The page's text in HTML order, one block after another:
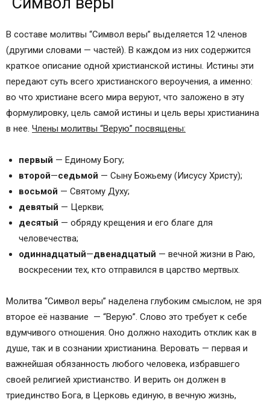
В составе молитвы “Символ веры” выделяется 12 членов
(другими словами — частей). В каждом из них содержится
краткое описание одной христианской истины. Истины эти
передают суть всего христианского вероучения, а именно:
во что христиане всего мира веруют, что заложено в эту
формулировку, цель самой истины и цель веры христианина
в нее. Члены молитвы “Верую” посвящены:
первый — Единому Богу;
второй—седьмой — Сыну Божьему (Иисусу Христу);
восьмой — Святому Духу;
девятый — Церкви;
десятый — обряду крещения и его благе для
человечества;
одиннадцатый—двенадцатый — вечной жизни в Раю,
воскресении тех, кто отправился в царство мертвых.
Молитва “Символ веры” наделена глубоким смыслом, не зря
второе её название — “Верую”. Слово это требует к себе
вдумчивого отношения. Оно должно находить отклик как в
душе, так и в сознании христианина. Веровать — первая и
важнейшая обязанность любого человека, избравшего
своей религией христианство. И верить он должен в
триединство Бога, в Церковь единую, в вечную жизнь,